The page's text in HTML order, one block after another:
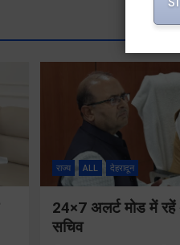
राज्य ALL देहरादून
24×7 अलर्ट मोड में रहें
सचिव